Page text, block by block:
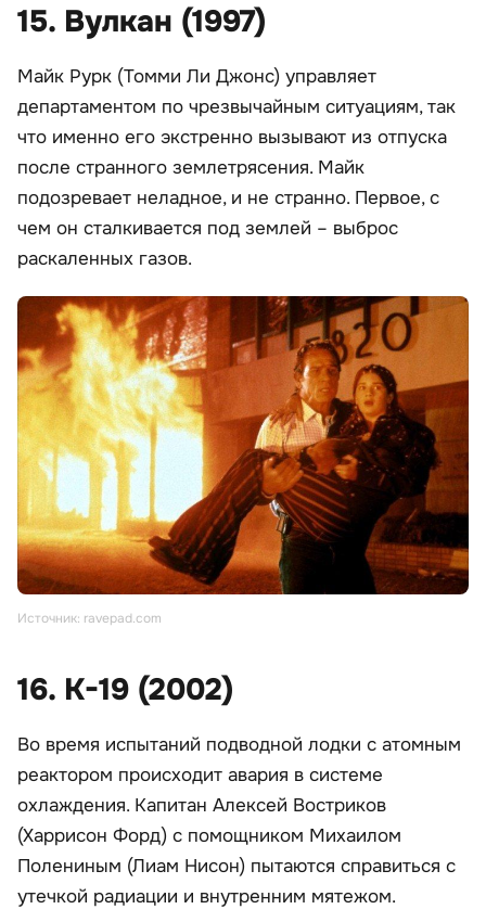
15. Вулкан (1997)
Майк Рурк (Томми Ли Джонс) управляет
департаментом по чрезвычайным ситуациям, так
что именно его экстренно вызывают из отпуска
после странного землетрясения. Майк
подозревает неладное, и не странно. Первое, с
чем он сталкивается под землей – выброс
раскаленных газов.
Источник: ravepad.com
16. К-19 (2002)
Во время испытаний подводной лодки с атомным
реактором происходит авария в системе
охлаждения. Капитан Алексей Востриков
(Харрисон Форд) с помощником Михаилом
Полениным (Лиам Нисон) пытаются справиться с
утечкой радиации и внутренним мятежом.